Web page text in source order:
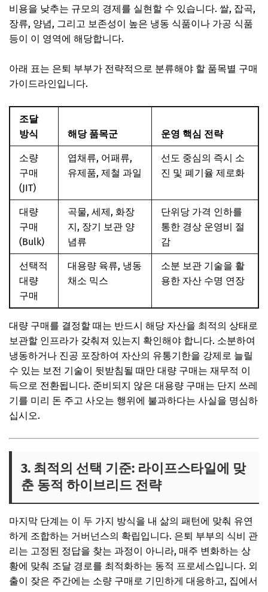
비용을 낮추는 규모의 경제를 실현할 수 있습니다. 쌀, 잡곡,
장류, 양념, 그리고 보존성이 높은 냉동 식품이나 가공 식품
등이 이 영역에 해당합니다.
아래 표는 은퇴 부부가 전략적으로 분류해야 할 품목별 구매
가이드라인입니다.
조달
방식
해당 품목군 운영 핵심 전략
소량
구매
(JIT)
엽채류, 어패류,
유제품, 제철 과일
선도 중심의 즉시 소
진 및 폐기율 제로화
대량
구매
(Bulk)
곡물, 세제, 화장
지, 장기 보관 양
념류
단위당 가격 인하를
통한 경상 운영비 절
감
선택적
대량
구매
대용량 육류, 냉동
채소 믹스
소분 보관 기술을 활
용한 자산 수명 연장
대량 구매를 결정할 때는 반드시 해당 자산을 최적의 상태로
보관할 인프라가 갖춰져 있는지 확인해야 합니다. 소분하여
냉동하거나 진공 포장하여 자산의 유통기한을 강제로 늘릴
수 있는 보전 기술이 뒷받침될 때만 대량 구매는 재무적 이
득으로 전환됩니다. 준비되지 않은 대용량 구매는 단지 쓰레
기를 미리 돈 주고 사오는 행위에 불과하다는 사실을 명심하
십시오.
3. 최적의 선택 기준: 라이프스타일에 맞
춘 동적 하이브리드 전략
마지막 단계는 이 두 가지 방식을 내 삶의 패턴에 맞춰 유연
하게 조합하는 거버넌스의 확립입니다. 은퇴 부부의 식비 관
리는 고정된 정답을 찾는 과정이 아니라, 매주 변화하는 상
황에 맞춰 조달 경로를 최적화하는 동적 프로세스입니다. 외
출이 잦은 주간에는 소량 구매로 기민하게 대응하고, 집에서